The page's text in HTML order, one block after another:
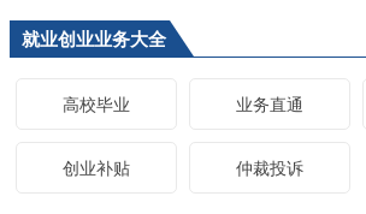
就业创业业务大全
高校毕业 业务直通
创业补贴 仲裁投诉